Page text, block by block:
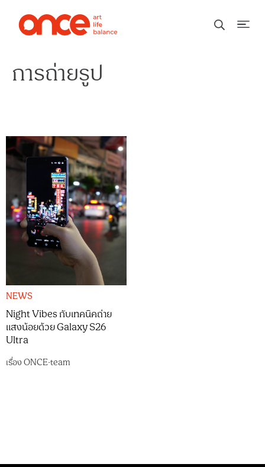
การถ่ายรูป
NEWS
Night Vibes กับเทคนิคถ่าย
แสงน้อยด้วย Galaxy S26
Ultra
เรื่องONCE-team